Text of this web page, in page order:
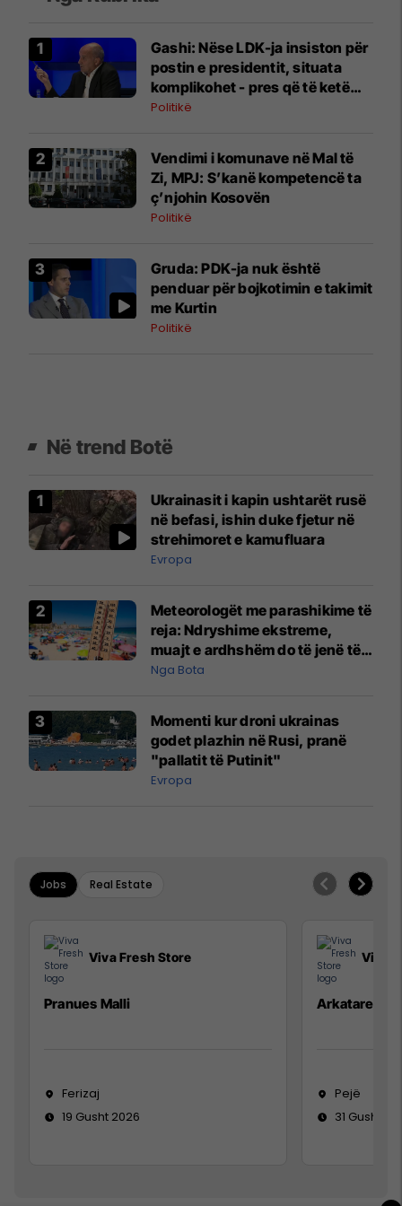
Gashi: Nëse LDK-ja insiston për
postin e presidentit, situata
komplikohet - pres që të ketë
lëshim
Politikë
Vendimi i komunave në Mal të
Zi, MPJ: S’kanë kompetencë ta
ç’njohin Kosovën
Politikë
Gruda: PDK-ja nuk është
penduar për bojkotimin e takimit
me Kurtin
Politikë
Në trend Botë
Ukrainasit i kapin ushtarët rusë
në befasi, ishin duke fjetur në
strehimoret e kamufluara
Evropa
Meteorologët me parashikime të
reja: Ndryshime ekstreme,
muajt e ardhshëm do të jenë të
pazakontë
Nga Bota
Momenti kur droni ukrainas
godet plazhin në Rusi, pranë
"pallatit të Putinit"
Evropa
Jobs Real Estate
Viva Fresh Store
Pranues Malli
Ferizaj
19 Gusht 2026
Viva
Arkatare
Pejë
31 Gusht